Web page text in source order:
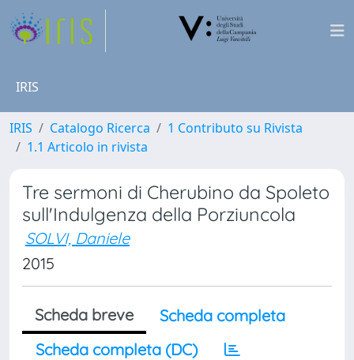
IRIS
IRIS Catalogo Ricerca
1 Contributo su Rivista
1.1 Articolo in rivista
Tre sermoni di Cherubino da Spoleto
sull'Indulgenza della Porziuncola
SOLVI, Daniele
2015
Scheda breve
Scheda completa
Scheda completa (DC)